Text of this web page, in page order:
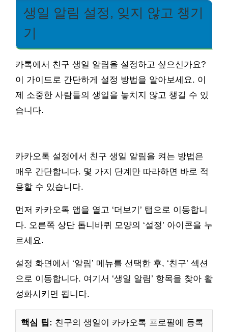
생일 알림 설정, 잊지 않고 챙기
기
카톡에서 친구 생일 알림을 설정하고 싶으신가요?
이 가이드로 간단하게 설정 방법을 알아보세요. 이
제 소중한 사람들의 생일을 놓치지 않고 챙길 수 있
습니다.
카카오톡 설정에서 친구 생일 알림을 켜는 방법은
매우 간단합니다. 몇 가지 단계만 따라하면 바로 적
용할 수 있습니다.
먼저 카카오톡 앱을 열고 ‘더보기’ 탭으로 이동합니
다. 오른쪽 상단 톱니바퀴 모양의 ‘설정’ 아이콘을 누
르세요.
설정 화면에서 ‘알림’ 메뉴를 선택한 후, ‘친구’ 섹션
으로 이동합니다. 여기서 ‘생일 알림’ 항목을 찾아 활
성화시키면 됩니다.
핵심 팁: 친구의 생일이 카카오톡 프로필에 등록